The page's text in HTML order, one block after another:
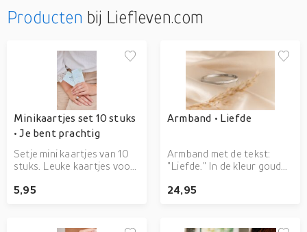
Producten bij Liefleven.com
Minikaartjes set 10 stuks
• Je bent prachtig
Setje mini kaartjes van 10
stuks. Leuke kaartjes voor
klein lijstje, voor een maatje
5,95
Armband • Liefde
Armband met de tekst:
"Liefde." In de kleur goud
24,95